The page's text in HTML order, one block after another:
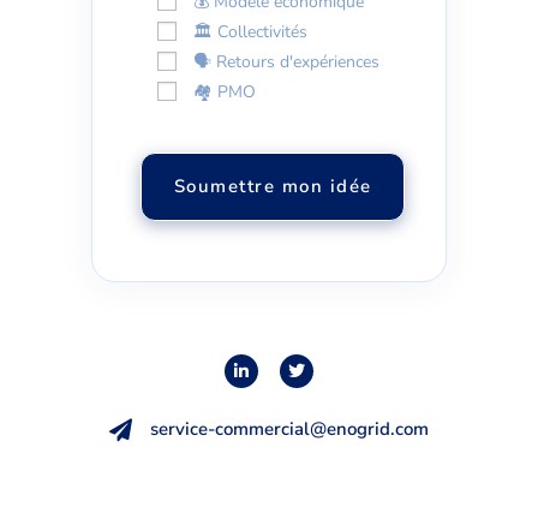
🏛️ Collectivités
🗣️ Retours d'expériences
🏘️ PMO
service-commercial@enogrid.com